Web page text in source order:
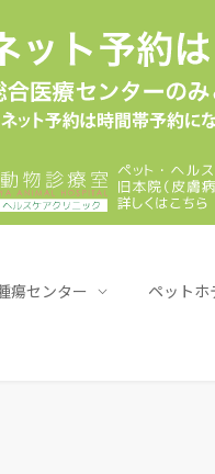
瘍センター ペットホ